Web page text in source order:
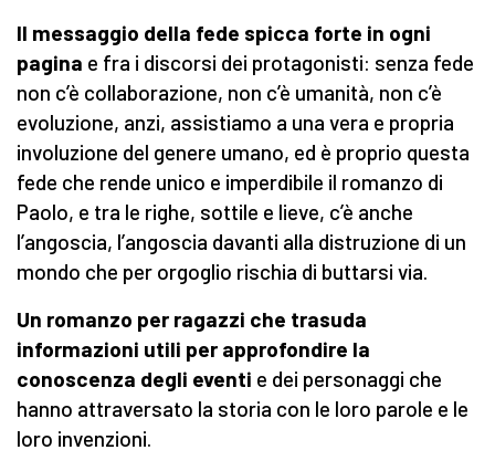
Il messaggio della fede spicca forte in ogni
pagina e fra i discorsi dei protagonisti: senza fede
non c’è collaborazione, non c’è umanità, non c’è
evoluzione, anzi, assistiamo a una vera e propria
involuzione del genere umano, ed è proprio questa
fede che rende unico e imperdibile il romanzo di
Paolo, e tra le righe, sottile e lieve, c’è anche
l’angoscia, l’angoscia davanti alla distruzione di un
mondo che per orgoglio rischia di buttarsi via.
Un romanzo per ragazzi che trasuda
informazioni utili per approfondire la
conoscenza degli eventi e dei personaggi che
hanno attraversato la storia con le loro parole e le
loro invenzioni.